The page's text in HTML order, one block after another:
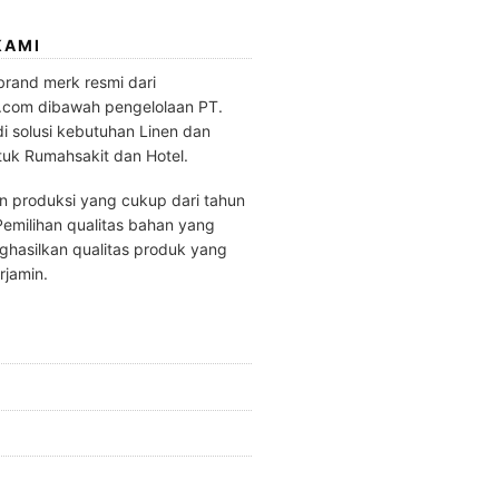
merk resmi dari
dibawah pengelolaan PT.
solusi kebutuhan Linen dan
Rumahsakit dan Hotel.
produksi yang cukup dari tahun
qualitas bahan yang
qualitas produk yang